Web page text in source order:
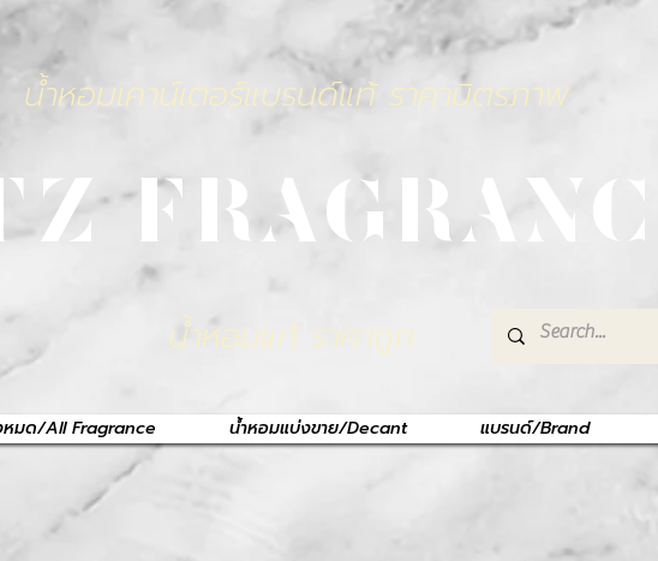
น้ำหอมเคาน์เตอร์แบรนด์แท้ ราคามิตรภาพ
น้ำหอมแท้ ราคาถูก
มด/All Fragrance น้ำหอมแบ่งขาย/Decant แบรนด์/Brand